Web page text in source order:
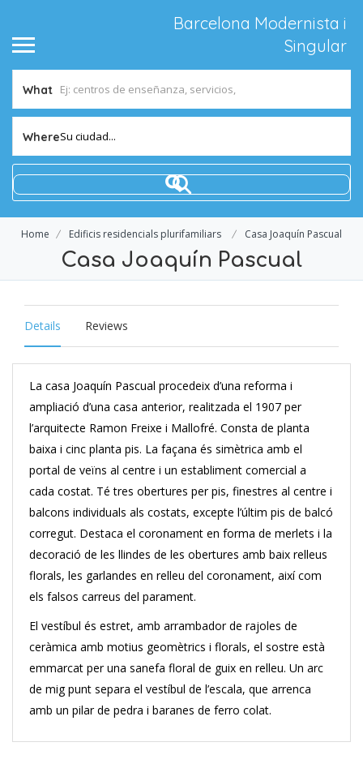
Barcelona Modernista i
Singular
What
WhereSu ciudad...
Home Edificis residencials plurifamiliars Casa Joaquín Pascual
Casa Joaquín Pascual
Details Reviews
La casa Joaquín Pascual procedeix d’una reforma i
ampliació d’una casa anterior, realitzada el 1907 per
l’arquitecte Ramon Freixe i Mallofré. Consta de planta
baixa i cinc planta pis. La façana és simètrica amb el
portal de veïns al centre i un establiment comercial a
cada costat. Té tres obertures per pis, finestres al centre i
balcons individuals als costats, excepte l’últim pis de balcó
corregut. Destaca el coronament en forma de merlets i la
decoració de les llindes de les obertures amb baix relleus
florals, les garlandes en relleu del coronament, així com
els falsos carreus del parament.
El vestíbul és estret, amb arrambador de rajoles de
ceràmica amb motius geomètrics i florals, el sostre està
emmarcat per una sanefa floral de guix en relleu. Un arc
de mig punt separa el vestíbul de l’escala, que arrenca
amb un pilar de pedra i baranes de ferro colat.